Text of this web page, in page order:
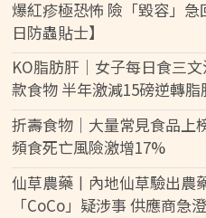
爆紅疹極恐怖 險「毀容」
日防蟲貼士】
KO脂肪肝｜女子每日食三
款食物 半年激減15磅逆轉脂
折壽食物｜大量常見食品上
頻食死亡風險激增17%
仙草農藥丨內地仙草驗出農
「CoCo」疑涉事 供應商急